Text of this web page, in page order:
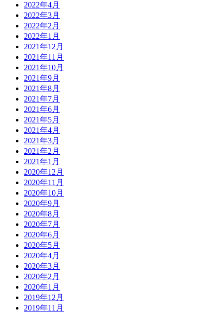
2022年4月
2022年3月
2022年2月
2022年1月
2021年12月
2021年11月
2021年10月
2021年9月
2021年8月
2021年7月
2021年6月
2021年5月
2021年4月
2021年3月
2021年2月
2021年1月
2020年12月
2020年11月
2020年10月
2020年9月
2020年8月
2020年7月
2020年6月
2020年5月
2020年4月
2020年3月
2020年2月
2020年1月
2019年12月
2019年11月